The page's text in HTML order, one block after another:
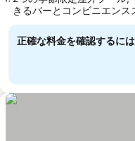
きるバーとコンビニエンス
正確な料金を確認するに